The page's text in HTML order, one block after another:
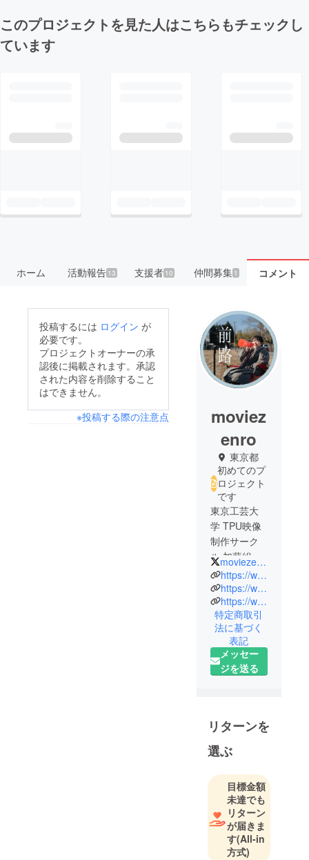
このプロジェクトを見た人はこちらもチェックし
ています
ホーム 活動報告13 支援者 10 仲間募集 1 コメント
投稿するには ログイン が
必要です。
プロジェクトオーナーの承
認後に掲載されます。承認
された内容を削除すること
はできません。
※投稿する際の注意点
moviez
enro
東京都
初めてのプ
ロジェクト
です
東京工芸大
学 TPU映像
制作サーク
ル 加藤組で
す！
この度、福
島県浜通り
を舞台にし
た映画を製
作しまし
た。
震災から今
一部解除さ
12市町村の
来」につい
てのロード
ムービーと
なっており
ます。
moviezenro
https://www.instagram.com/moviezenro/
https://www.youtube.com/channel/UC3v5egB7pLz9k_tir1o1-1g
https://www.tiktok.com/@moviezenro
特定商取引
法に基づく
表記
メッセー
ジを送る
リターンを
選ぶ
目標金額
未達でも
リターン
が届きま
す(All-in
方式)